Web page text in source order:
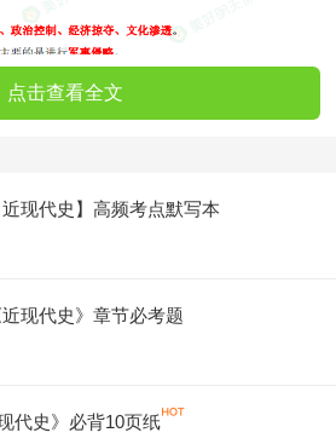
点击查看全文
现代史】高频考点默写本
现代史》章节必考题
代史》必背10页纸